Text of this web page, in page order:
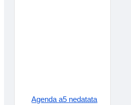
Agenda a5 nedatata